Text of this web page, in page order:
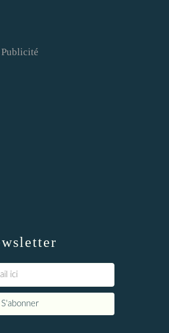
Publicité